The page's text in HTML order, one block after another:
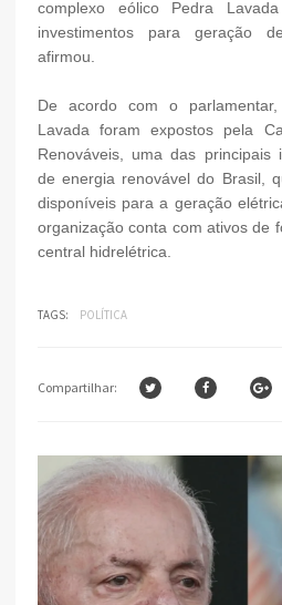
complexo eólico Pedra
investimentos para geração
afirmou.
De acordo com o
Lavada foram expostos pela
Renováveis, uma das principais
de energia renovável do Brasil,
disponíveis para a geração
organização conta com ativos de
central hidrelétrica.
TAGS: POLÍTICA
Compartilhar: